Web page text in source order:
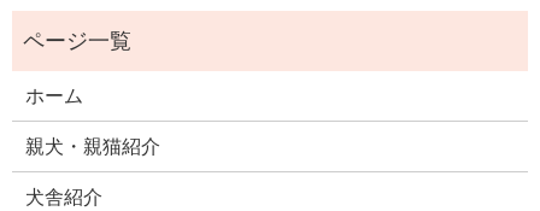
ホーム
親犬・親猫紹介
犬舎紹介